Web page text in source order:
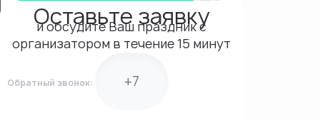
Оставьте заявку
и обсудите Ваш праздник с
организатором в течение 15 минут
Обратный звонок: